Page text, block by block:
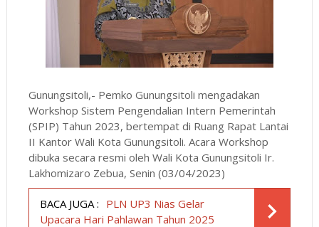
Gunungsitoli,- Pemko Gunungsitoli mengadakan
Workshop Sistem Pengendalian Intern Pemerintah
(SPIP) Tahun 2023, bertempat di Ruang Rapat Lantai
II Kantor Wali Kota Gunungsitoli. Acara Workshop
dibuka secara resmi oleh Wali Kota Gunungsitoli Ir.
Lakhomizaro Zebua, Senin (03/04/2023)
BACA JUGA : PLN UP3 Nias Gelar
Upacara Hari Pahlawan Tahun 2025